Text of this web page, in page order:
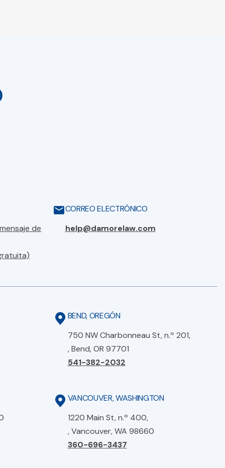
de
CORREO ELECTRÓNICO
help@damorelaw.com
BEND, OREGÓN
750 NW Charbonneau St, n.º 201,
, Bend, OR 97701
541-382-2032
VANCOUVER, WASHINGTON
1220 Main St, n.º 400,
, Vancouver, WA 98660
360-696-3437